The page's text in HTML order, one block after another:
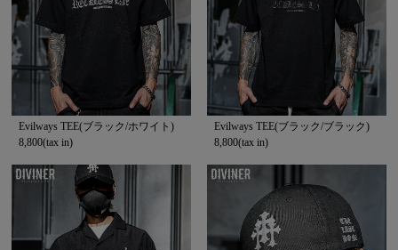
Evilways TEE(ブラック/ホワイト)
8,800(tax in)
Evilways TEE(ブラック/ブラック)
8,800(tax in)